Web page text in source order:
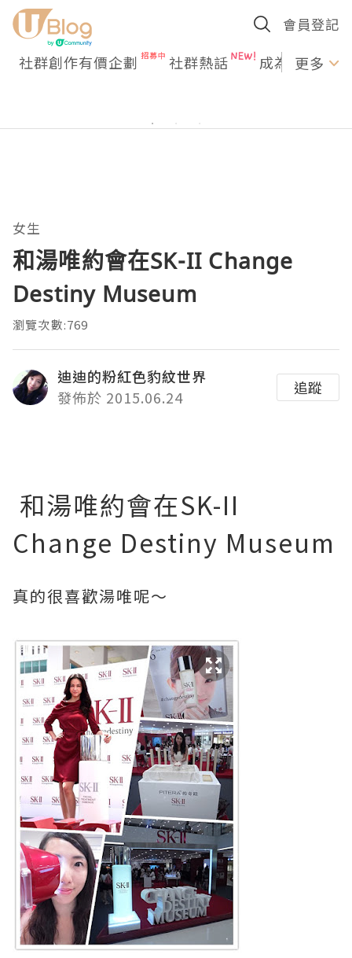
會員登記
社群創作有價企劃 社群熱話 成為U更多
女生
和湯唯約會在SK-II Change
Destiny Museum
瀏覽次數:769
迪迪的粉紅色豹紋世界
發佈於 2015.06.24
追蹤
和湯唯約會在SK-II
Change Destiny Museum
真的很喜歡湯唯呢～